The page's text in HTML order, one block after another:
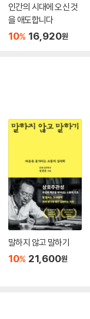
인간의 시대에 오신 것
을 애도합니다
10% 16,920원
말하지 않고 말하기
10% 21,600원